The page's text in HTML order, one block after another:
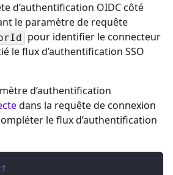
d’authentification OIDC côté
le paramètre de requête
pour identifier le connecteur
le flux d’authentification SSO
d’authentification
dans la requête de connexion
le flux d’authentification